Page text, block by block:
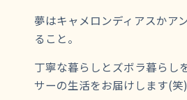
夢はキャメロンディアスかア
ること。
丁寧な暮らしとズボラ暮らし
サーの生活をお届けします(笑)